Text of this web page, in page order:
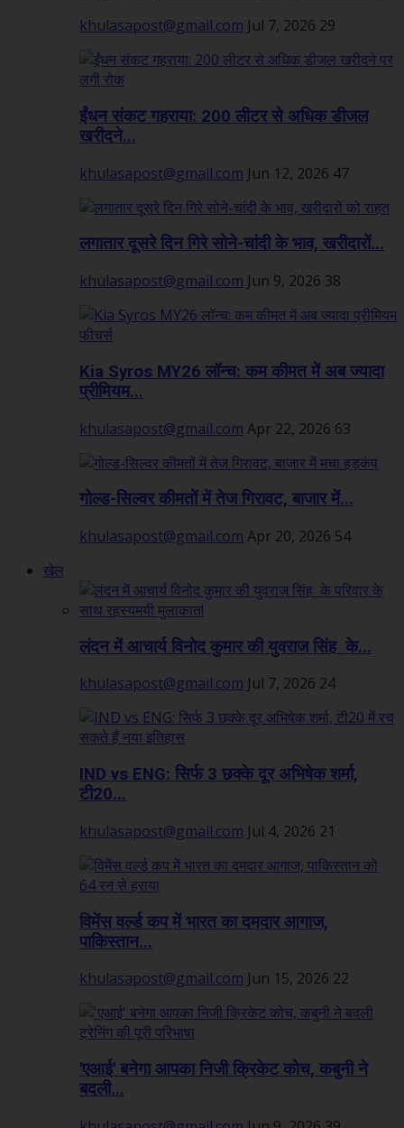
khulasapost@gmail.com Jul 7, 2026 29
ईंधन संकट गहराया: 200 लीटर से अधिक डीजल
खरीदने...
khulasapost@gmail.com Jun 12, 2026 47
लगातार दूसरे दिन गिरे सोने-चांदी के भाव, खरीदारों...
khulasapost@gmail.com Jun 9, 2026 38
Kia Syros MY26 लॉन्च: कम कीमत में अब ज्यादा
प्रीमियम...
khulasapost@gmail.com Apr 22, 2026 63
गोल्ड-सिल्वर कीमतों में तेज गिरावट, बाजार में...
khulasapost@gmail.com Apr 20, 2026 54
खेल
लंदन में आचार्य विनोद कुमार की युवराज सिंह के...
khulasapost@gmail.com Jul 7, 2026 24
IND vs ENG: सिर्फ 3 छक्के दूर अभिषेक शर्मा,
टी20...
khulasapost@gmail.com Jul 4, 2026 21
विमेंस वर्ल्ड कप में भारत का दमदार आगाज,
पाकिस्तान...
khulasapost@gmail.com Jun 15, 2026 22
'एआई' बनेगा आपका निजी क्रिकेट कोच, कबुनी ने
बदली...